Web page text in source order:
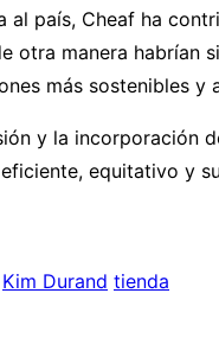
al país, Cheaf ha
otra manera habrían
más sostenibles y
y la incorporación
equitativo y
Kim Durand tienda